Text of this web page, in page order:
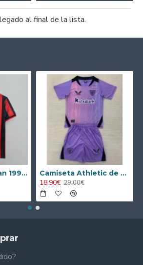
al final de la lista.
Camiseta AC Milan 1995/1996 Local Retro Camiseta Athletic de Bilbao 2024/2025 Alternativo Niño Kit
18.90€ 29.00€